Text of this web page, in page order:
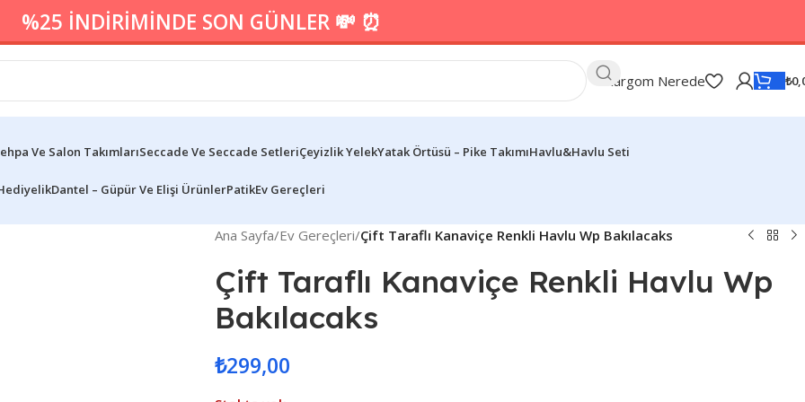
%25 İNDİRİMİNDE SON GÜNLER 💸 ⏰
Kargom Nerede ₺
Ve Salon TakımlarıSeccade Ve Seccade SetleriÇeyizlik YelekYatak Örtüsü – Pike TakımıHavlu&Havlu Seti
Dantel – Güpür Ve Elişi ÜrünlerPatikEv Gereçleri
Ana Sayfa/Ev Gereçleri/Çift Taraflı Kanaviçe Renkli Havlu Wp Bakılacaks
Çift Taraflı Kanaviçe Renkli Havlu Wp
Bakılacaks
₺299,00